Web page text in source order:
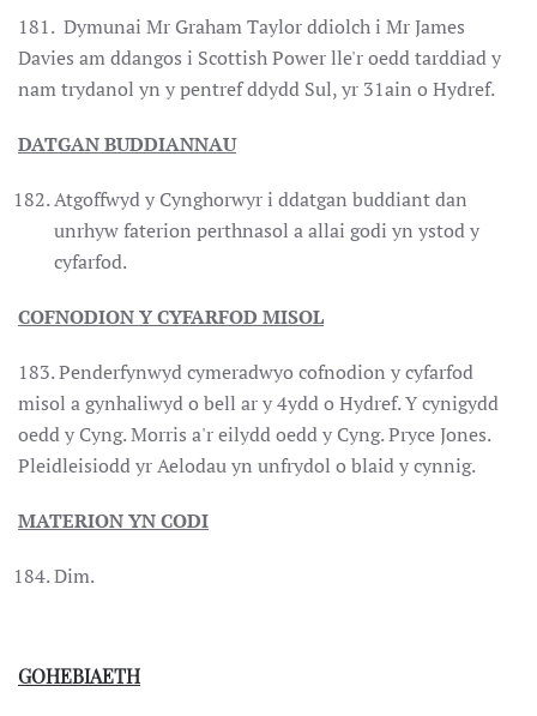
181. Dymunai Mr Graham Taylor ddiolch i Mr James
Davies am ddangos i Scottish Power lle'r oedd tarddiad y
nam trydanol yn y pentref ddydd Sul, yr 31ain o Hydref.
DATGAN BUDDIANNAU
Atgoffwyd y Cynghorwyr i ddatgan buddiant dan
unrhyw faterion perthnasol a allai godi yn ystod y
cyfarfod.
COFNODION Y CYFARFOD MISOL
183. Penderfynwyd cymeradwyo cofnodion y cyfarfod
misol a gynhaliwyd o bell ar y 4ydd o Hydref. Y cynigydd
oedd y Cyng. Morris a'r eilydd oedd y Cyng. Pryce Jones.
Pleidleisiodd yr Aelodau yn unfrydol o blaid y cynnig.
MATERION YN CODI
Dim.
GOHEBIAETH